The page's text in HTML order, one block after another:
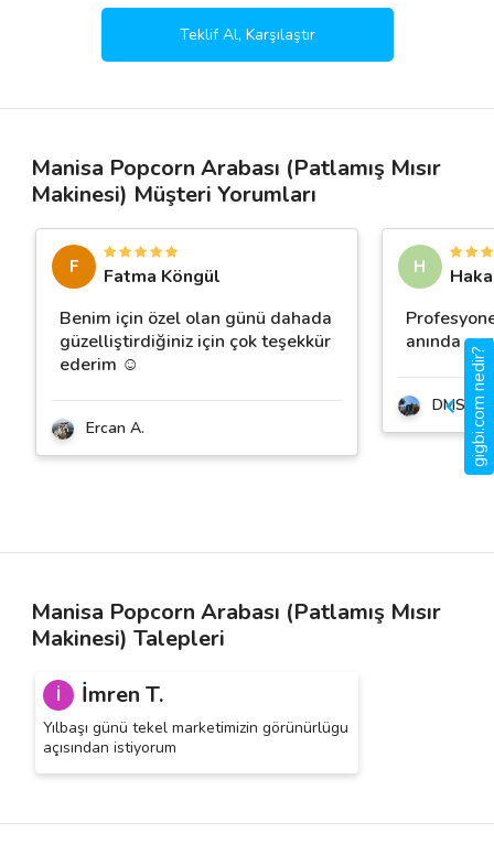
Teklif Al, Karşılaştır
Manisa Popcorn Arabası (Patlamış Mısır
Makinesi) Müşteri Yorumları
F
Fatma Köngül
Benim için özel olan günü dahada
güzelliştirdiğiniz için çok teşekkür
ederim ☺️
Ercan A.
H
anında
DMS
Manisa Popcorn Arabası (Patlamış Mısır
Makinesi) Talepleri
İ İmren T.
Yılbaşı günü tekel marketimizin görünürlügu
açısından istiyorum
gigbi.com nedir?